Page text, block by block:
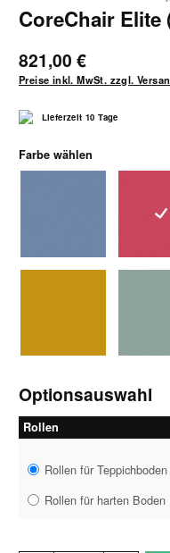
CoreChair
821,00 €
Preise inkl. MwSt. zzgl.
Lieferzeit 10 Tage
Farbe wählen
Optionsauswahl
Rollen
Rollen für Teppichboden
Rollen für harten Boden